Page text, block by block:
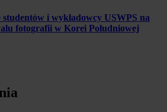
studentów i wykładowcy USWPS na
fotografii w Korei Południowej